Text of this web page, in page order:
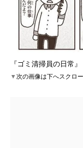
『ゴミ清掃員の日常
▼次の画像は下へスクロ